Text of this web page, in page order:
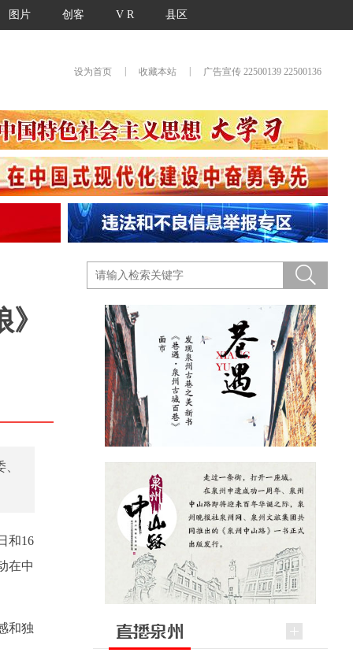
图片 创客 V R 县区
设为首页 收藏本站 广告宣传 22500139 22500136
和16
在中
和独